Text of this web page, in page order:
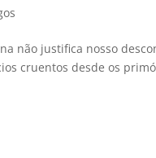
não justifica nosso
cruentos desde os